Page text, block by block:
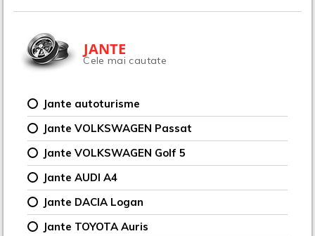
JANTE
Cele mai cautate
Jante autoturisme
Jante VOLKSWAGEN Passat
Jante VOLKSWAGEN Golf 5
Jante AUDI A4
Jante DACIA Logan
Jante TOYOTA Auris